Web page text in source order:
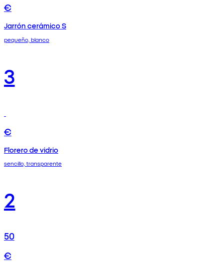
€
Jarrón cerámico S
pequeño, blanco
3
€
Florero de vidrio
sencillo, transparente
2
50
€